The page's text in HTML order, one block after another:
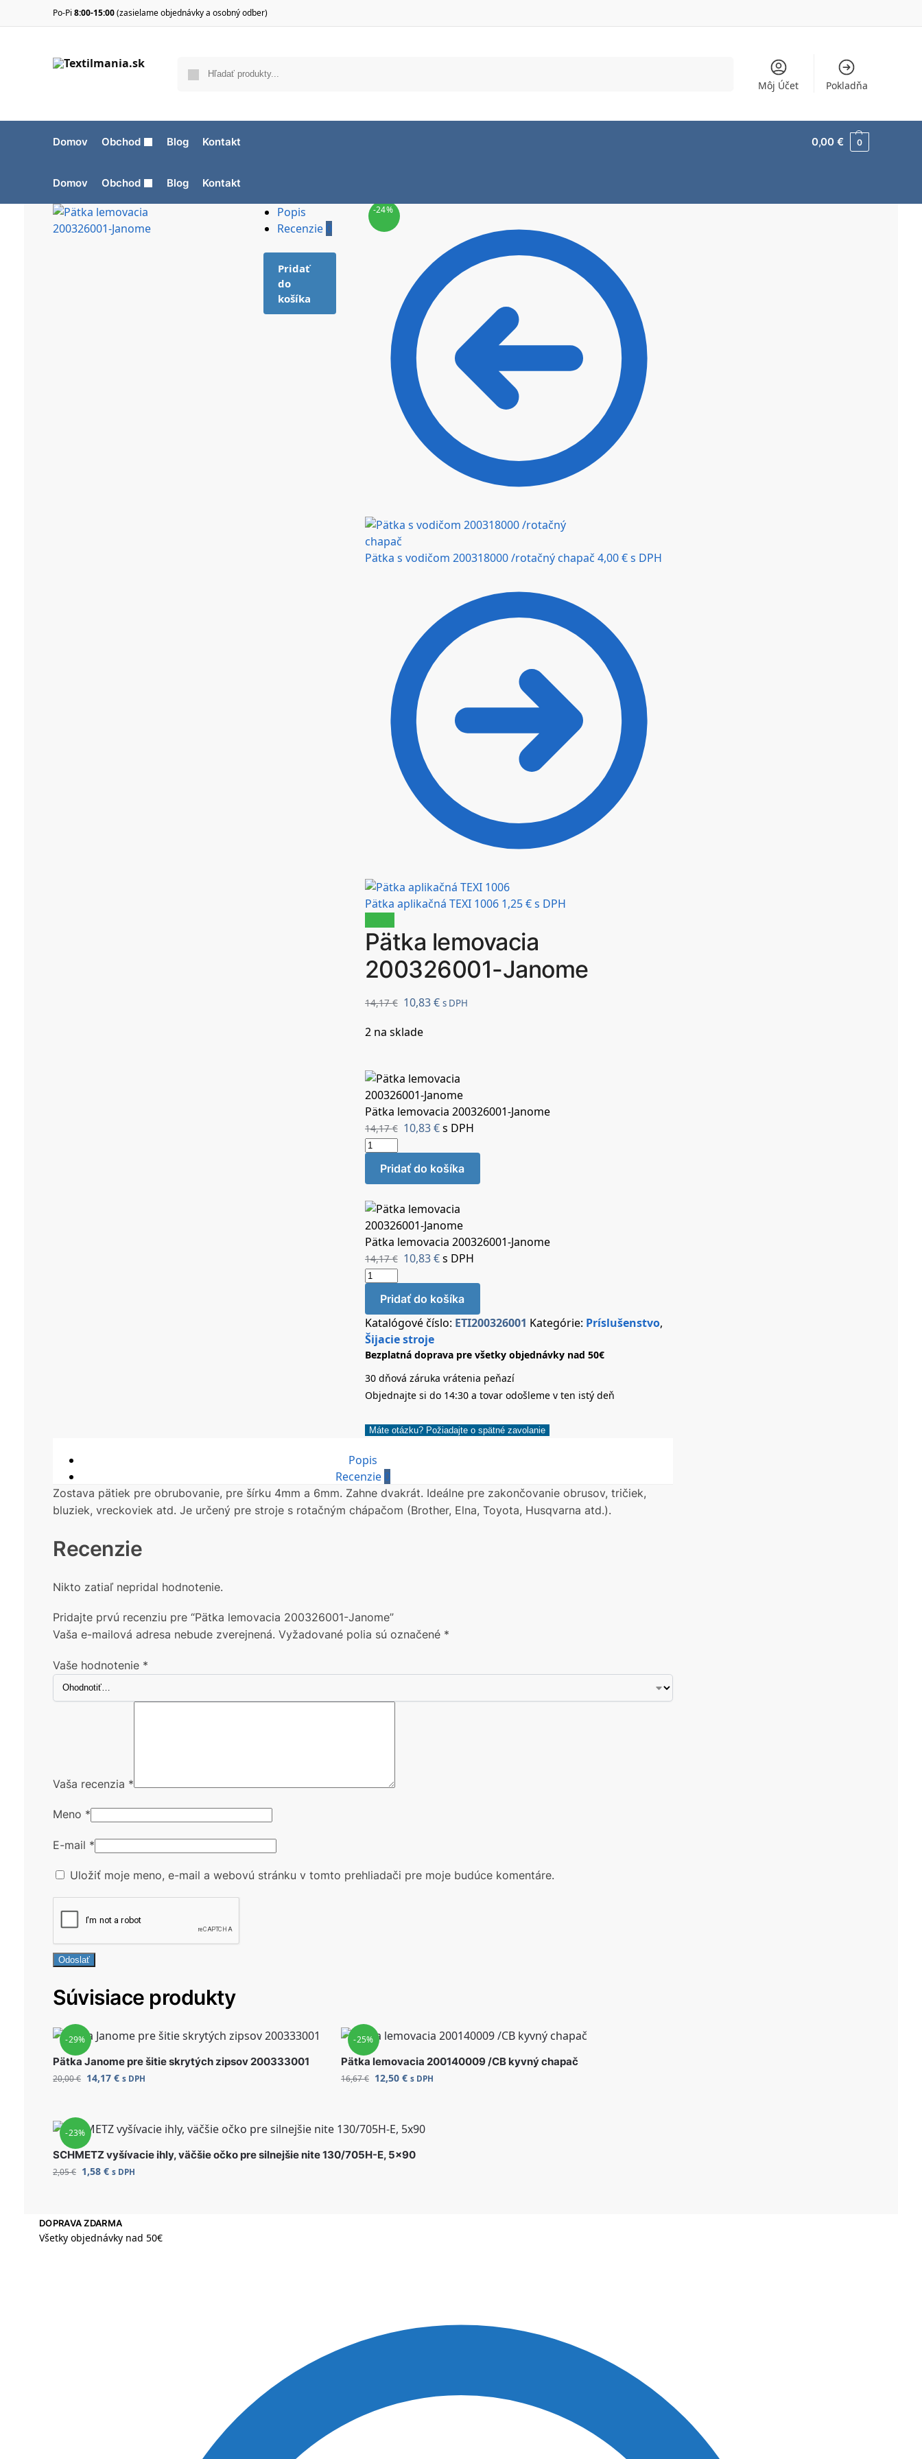
Po-Pi 8:00-15:00(zasielame objednávky a osobný odber)
Môj Účet Pokladňa
Domov Obchod Blog Kontakt
Domov Obchod Blog Kontakt
0,00€ 0
Popis
Recenzie 0
Pridať
do
košíka
Pätka s vodičom 200318000 /rotačný chapač 4,00€s DPH
Pätka aplikačná TEXI 1006 1,25€s DPH
Pätka lemovacia
200326001-Janome
14,17€ 10,83€ s DPH
-24%
2 na sklade
Pätka lemovacia 200326001-Janome
14,17€ 10,83€s DPH
Pridať do košíka
Pätka lemovacia 200326001-Janome
14,17€ 10,83€s DPH
Pridať do košíka
Katalógové číslo: ETI200326001 Kategórie: Príslušenstvo,
Šijacie stroje
Bezplatná doprava pre všetky objednávky nad 50€
30 dňová záruka vrátenia peňazí
Objednajte si do 14:30 a tovar odošleme v ten istý deň
Máte otázku? Požiadajte o spätné zavolanie
Popis
Recenzie 0
Zostava pätiek pre obrubovanie, pre šírku 4mm a 6mm. Zahne dvakrát. Ideálne pre zakončovanie obrusov, tričiek,
bluziek, vreckoviek atd. Je určený pre stroje s rotačným chápačom (Brother, Elna, Toyota, Husqvarna atd.).
Recenzie
Nikto zatiaľ nepridal hodnotenie.
Pridajte prvú recenziu pre “Pätka lemovacia 200326001-Janome”
Vaša e-mailová adresa nebude zverejnená. Vyžadované polia sú označené *
Vaše hodnotenie *
Vaša recenzia *
Meno *
E-mail *
Uložiť moje meno, e-mail a webovú stránku v tomto prehliadači pre moje budúce komentáre.
Súvisiace produkty
-29%
Pätka Janome pre šitie skrytých zipsov 200333001
20,00€ 14,17 € s DPH
-25%
Pätka lemovacia 200140009 /CB kyvný chapač
16,67€ 12,50 € s DPH
-23%
SCHMETZ vyšívacie ihly, väčšie očko pre silnejšie nite 130/705H-E, 5×90
2,05€ 1,58 € s DPH
DOPRAVA ZDARMA
Všetky objednávky nad 50€